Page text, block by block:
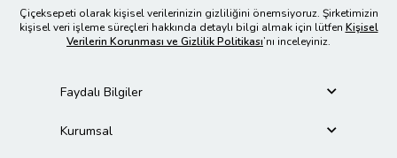
Çiçeksepeti olarak kişisel verilerinizin gizliliğini önemsiyoruz. Şirketimizin
kişisel veri işleme süreçleri hakkında detaylı bilgi almak için lütfen Kişisel
Verilerin Korunması ve Gizlilik Politikası’nı inceleyiniz.
Faydalı Bilgiler
Kurumsal